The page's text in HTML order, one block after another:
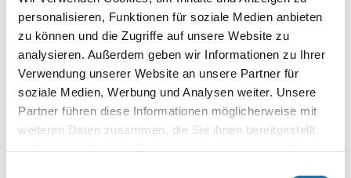
personalisieren, Funktionen für soziale Medien anbieten
zu können und die Zugriffe auf unsere Website zu
analysieren. Außerdem geben wir Informationen zu Ihrer
Verwendung unserer Website an unsere Partner für
soziale Medien, Werbung und Analysen weiter. Unsere
Partner führen diese Informationen möglicherweise mit
weiteren Daten zusammen, die Sie ihnen bereitgestellt
Erwärmen Sie Ihren Pool einfach und schnell mit einer
Schwimmbad-Wärmepumpe! Die Beheizung eines
Schwimmbeckens mittels Wärmepumpe ist an Effizienz nicht
zu übertreffen! Eine Pool-Wärmepumpe nimmt wenig Platz
ein, kann flexibel auf unterschiedlich hohe Wärmebedarfe
unabhängig von den Wetterverhältnissen reagieren und…